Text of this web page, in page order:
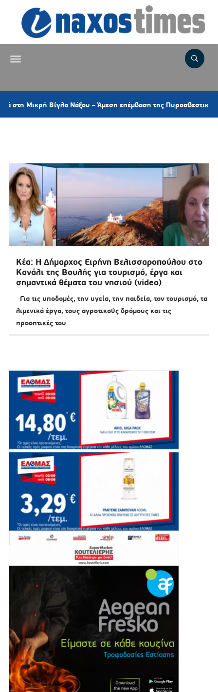
Βίγλα Νάξου – Άμεση επέμβαση της Πυροσβεστικής και
Κέα: Η Δήμαρχος Ειρήνη Βελισσαροπούλου στο
Κανάλι της Βουλής για τουρισμό, έργα και
σημαντικά θέματα του νησιού (video)
Για τις υποδομές, την υγεία, την παιδεία, τον τουρισμό, τα
λιμενικά έργα, τους αγροτικούς δρόμους και τις
προοπτικές του